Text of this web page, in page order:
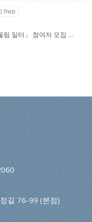
.hwp
「2020년 청년장애인 어울림 일터」 참여자 모집 공고
길 76-99 (본점)